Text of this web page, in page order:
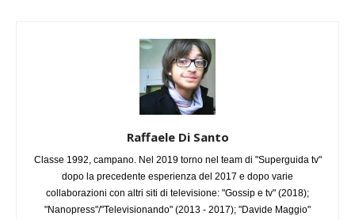
Raffaele Di Santo
Classe 1992, campano. Nel 2019 torno nel team di "Superguida tv"
dopo la precedente esperienza del 2017 e dopo varie
collaborazioni con altri siti di televisione: "Gossip e tv" (2018);
"Nanopress"/"Televisionando" (2013 - 2017); "Davide Maggio"